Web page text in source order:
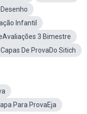
Infantil
3 Bimestre
Capas De ProvaDo Sitich
Para ProvaEja